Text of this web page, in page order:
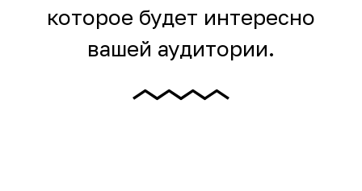
которое будет интересно
вашей аудитории.